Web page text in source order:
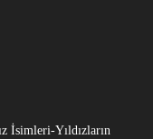
İsimleri-Yıldızların